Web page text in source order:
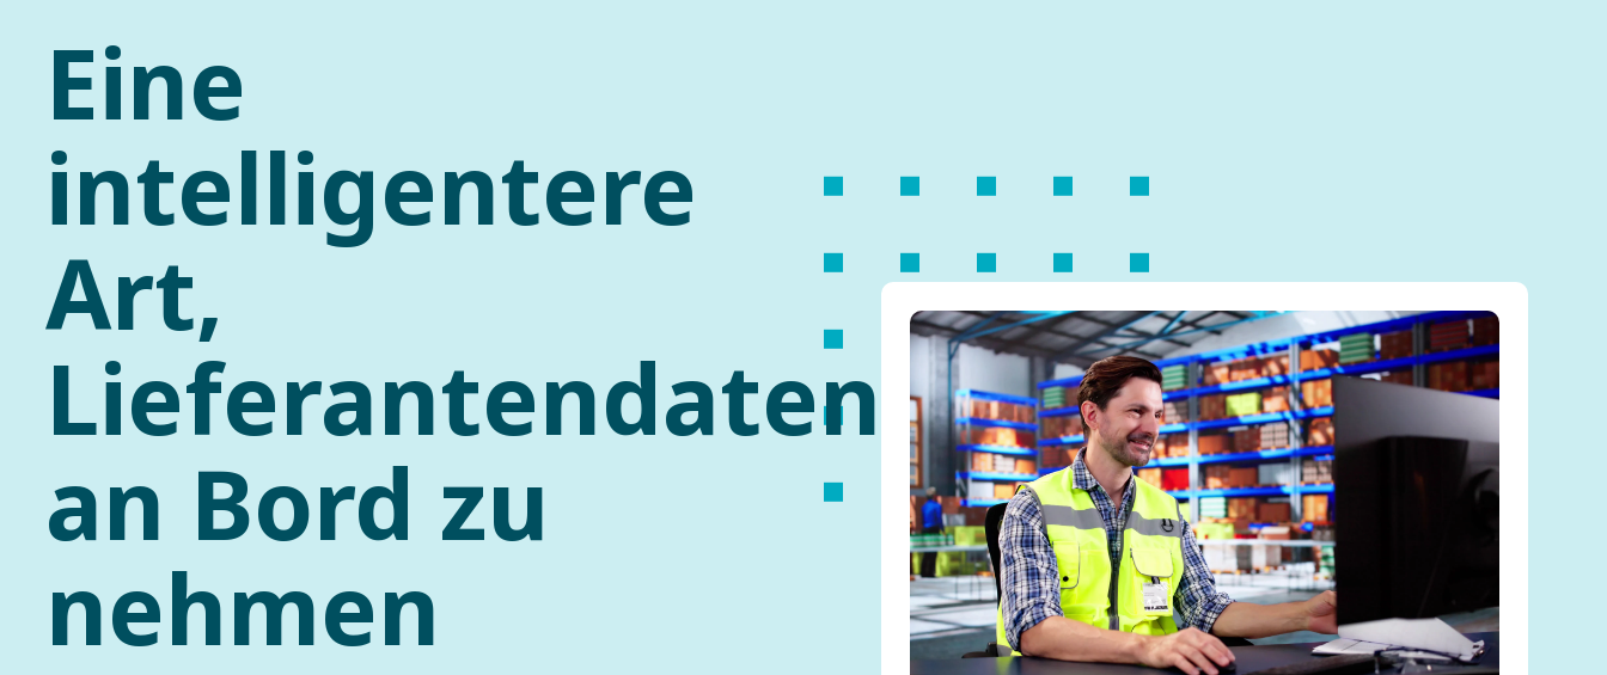
Eine
intelligentere
Art,
Lieferantendaten
an Bord zu
nehmen